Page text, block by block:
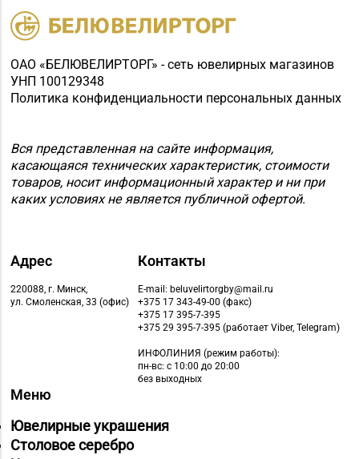
ОАО «БЕЛЮВЕЛИРТОРГ» - сеть ювелирных магазинов
УНП 100129348
Политика конфиденциальности персональных данных
Вся представленная на сайте информация,
касающаяся технических характеристик, стоимости
товаров, носит информационный характер и ни при
каких условиях не является публичной офертой.
Адрес
220088, г. Минск,
ул. Смоленская, 33 (офис)
Контакты
E-mail: beluvelirtorgby@mail.ru
+375 17 343-49-00 (факс)
+375 17 395-7-395
+375 29 395-7-395 (работает Viber, Telegram)
ИНФОЛИНИЯ (режим работы):
пн-вс: с 10:00 до 20:00
без выходных
Меню
Ювелирные украшения
Столовое серебро